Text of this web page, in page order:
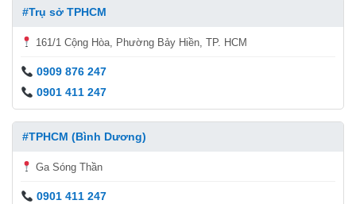
#Trụ sở TPHCM
161/1 Cộng Hòa, Phường Bảy Hiền, TP. HCM
0909 876 247
0901 411 247
#TPHCM (Bình Dương)
Ga Sóng Thần
0901 411 247